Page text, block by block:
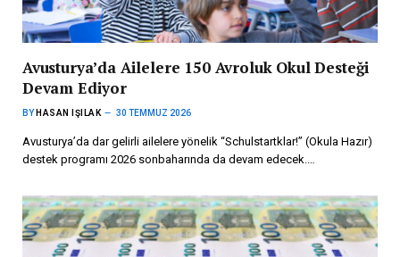
Avusturya’da Ailelere 150 Avroluk Okul Desteği
Devam Ediyor
BY HASAN IŞILAK 30 TEMMUZ 2026
Avusturya’da dar gelirli ailelere yönelik “Schulstartklar!” (Okula Hazır)
destek programı 2026 sonbaharında da devam edecek.…